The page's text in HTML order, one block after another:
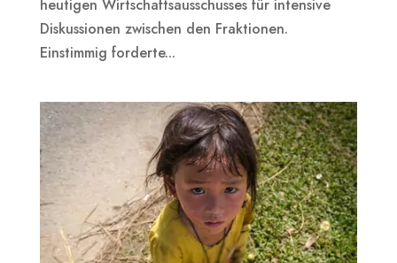
heutigen Wirtschaftsausschusses für intensive
Diskussionen zwischen den Fraktionen.
Einstimmig forderte...